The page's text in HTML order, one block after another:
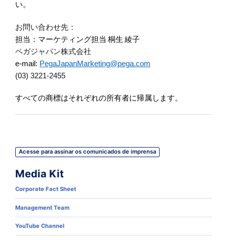
い。
お問い合わせ先：
担当：マーケティング担当 桐生 綾子
ペガジャパン株式会社
e-mail: PegaJapanMarketing@pega.com
(03) 3221-2455
すべての商標はそれぞれの所有者に帰属します。
Acesse para assinar os comunicados de imprensa
Media Kit
Corporate Fact Sheet
Management Team
YouTube Channel